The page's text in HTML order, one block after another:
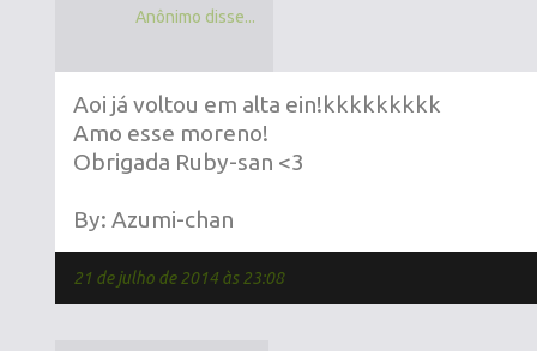
Anônimo disse...
Aoi já voltou em alta ein!kkkkkkkkk
Amo esse moreno!
Obrigada Ruby-san <3
By: Azumi-chan
21 de julho de 2014 às 23:08